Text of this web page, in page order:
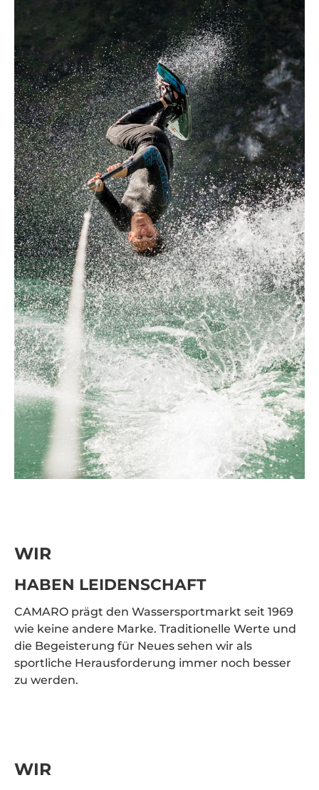
WIR
HABEN LEIDENSCHAFT
CAMARO prägt den Wassersportmarkt seit 1969
wie keine andere Marke. Traditionelle Werte und
die Begeisterung für Neues sehen wir als
sportliche Herausforderung immer noch besser
zu werden.
WIR